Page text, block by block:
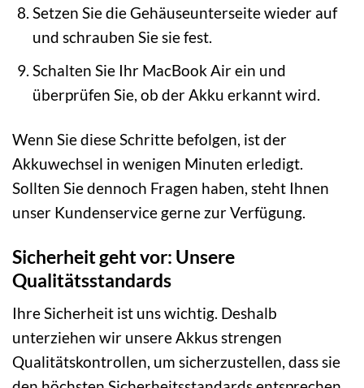
Setzen Sie die Gehäuseunterseite wieder auf
und schrauben Sie sie fest.
Schalten Sie Ihr MacBook Air ein und
überprüfen Sie, ob der Akku erkannt wird.
Wenn Sie diese Schritte befolgen, ist der
Akkuwechsel in wenigen Minuten erledigt.
Sollten Sie dennoch Fragen haben, steht Ihnen
unser Kundenservice gerne zur Verfügung.
Sicherheit geht vor: Unsere
Qualitätsstandards
Ihre Sicherheit ist uns wichtig. Deshalb
unterziehen wir unsere Akkus strengen
Qualitätskontrollen, um sicherzustellen, dass sie